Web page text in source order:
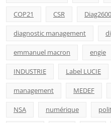
COP21 CSR
diagnostic management
emmanuel macron engie
INDUSTRIE Label LUCIE
management MEDEF
NSA numérique